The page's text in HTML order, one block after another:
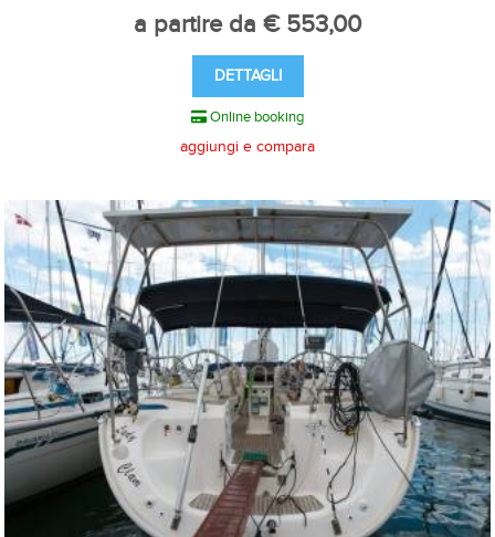
a partire da € 553,00
DETTAGLI
Online booking
aggiungi e compara